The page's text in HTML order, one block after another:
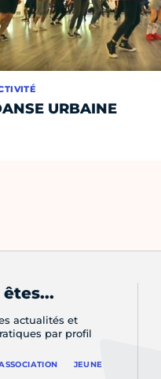
URBAINE
êtes...
actualités et
par profil
JEUNE